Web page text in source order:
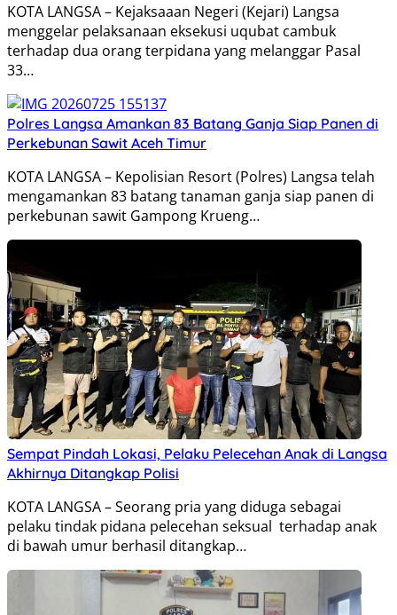
KOTA LANGSA – Kejaksaaan Negeri (Kejari) Langsa
menggelar pelaksanaan eksekusi uqubat cambuk
terhadap dua orang terpidana yang melanggar Pasal
33…
Polres Langsa Amankan 83 Batang Ganja Siap Panen di
Perkebunan Sawit Aceh Timur
KOTA LANGSA – Kepolisian Resort (Polres) Langsa telah
mengamankan 83 batang tanaman ganja siap panen di
perkebunan sawit Gampong Krueng…
Sempat Pindah Lokasi, Pelaku Pelecehan Anak di Langsa
Akhirnya Ditangkap Polisi
KOTA LANGSA – Seorang pria yang diduga sebagai
pelaku tindak pidana pelecehan seksual terhadap anak
di bawah umur berhasil ditangkap…